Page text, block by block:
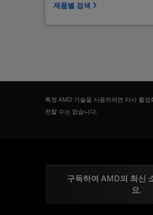
제품별 검색
특정 AMD 기술을 사용하려면 타사 활
전할 수는 없습니다.
구독하여 AMD의 최신
요.